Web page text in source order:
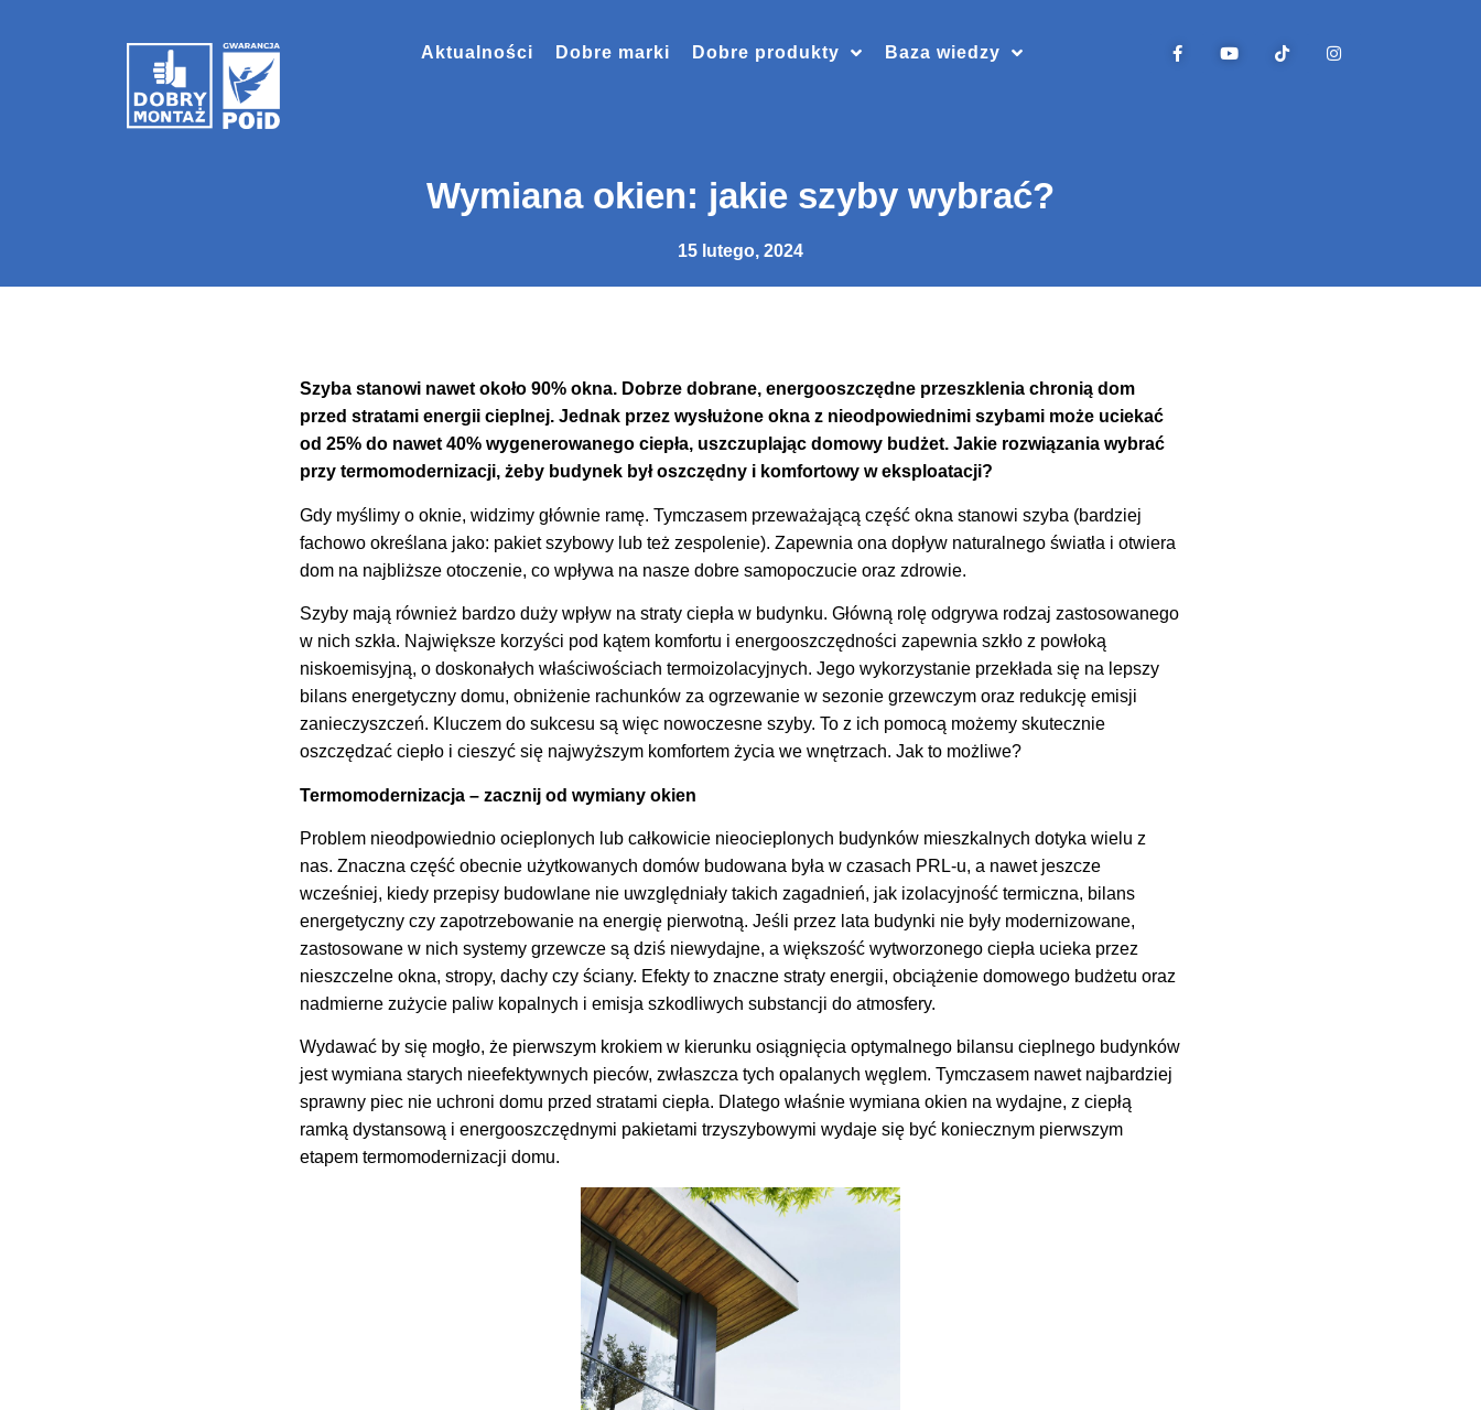
Aktualności Dobre marki Dobre produkty Baza wiedzy
Wymiana okien: jakie szyby wybrać?
15 lutego, 2024
Szyba stanowi nawet około 90% okna. Dobrze dobrane, energooszczędne przeszklenia chronią dom
przed stratami energii cieplnej. Jednak przez wysłużone okna z nieodpowiednimi szybami może uciekać
od 25% do nawet 40% wygenerowanego ciepła, uszczuplając domowy budżet. Jakie rozwiązania wybrać
przy termomodernizacji, żeby budynek był oszczędny i komfortowy w eksploatacji?
Gdy myślimy o oknie, widzimy głównie ramę. Tymczasem przeważającą część okna stanowi szyba (bardziej
fachowo określana jako: pakiet szybowy lub też zespolenie). Zapewnia ona dopływ naturalnego światła i otwiera
dom na najbliższe otoczenie, co wpływa na nasze dobre samopoczucie oraz zdrowie.
Szyby mają również bardzo duży wpływ na straty ciepła w budynku. Główną rolę odgrywa rodzaj zastosowanego
w nich szkła. Największe korzyści pod kątem komfortu i energooszczędności zapewnia szkło z powłoką
niskoemisyjną, o doskonałych właściwościach termoizolacyjnych. Jego wykorzystanie przekłada się na lepszy
bilans energetyczny domu, obniżenie rachunków za ogrzewanie w sezonie grzewczym oraz redukcję emisji
zanieczyszczeń. Kluczem do sukcesu są więc nowoczesne szyby. To z ich pomocą możemy skutecznie
oszczędzać ciepło i cieszyć się najwyższym komfortem życia we wnętrzach. Jak to możliwe?
Termomodernizacja – zacznij od wymiany okien
Problem nieodpowiednio ocieplonych lub całkowicie nieocieplonych budynków mieszkalnych dotyka wielu z
nas. Znaczna część obecnie użytkowanych domów budowana była w czasach PRL-u, a nawet jeszcze
wcześniej, kiedy przepisy budowlane nie uwzględniały takich zagadnień, jak izolacyjność termiczna, bilans
energetyczny czy zapotrzebowanie na energię pierwotną. Jeśli przez lata budynki nie były modernizowane,
zastosowane w nich systemy grzewcze są dziś niewydajne, a większość wytworzonego ciepła ucieka przez
nieszczelne okna, stropy, dachy czy ściany. Efekty to znaczne straty energii, obciążenie domowego budżetu oraz
nadmierne zużycie paliw kopalnych i emisja szkodliwych substancji do atmosfery.
Wydawać by się mogło, że pierwszym krokiem w kierunku osiągnięcia optymalnego bilansu cieplnego budynków
jest wymiana starych nieefektywnych pieców, zwłaszcza tych opalanych węglem. Tymczasem nawet najbardziej
sprawny piec nie uchroni domu przed stratami ciepła. Dlatego właśnie wymiana okien na wydajne, z ciepłą
ramką dystansową i energooszczędnymi pakietami trzyszybowymi wydaje się być koniecznym pierwszym
etapem termomodernizacji domu.